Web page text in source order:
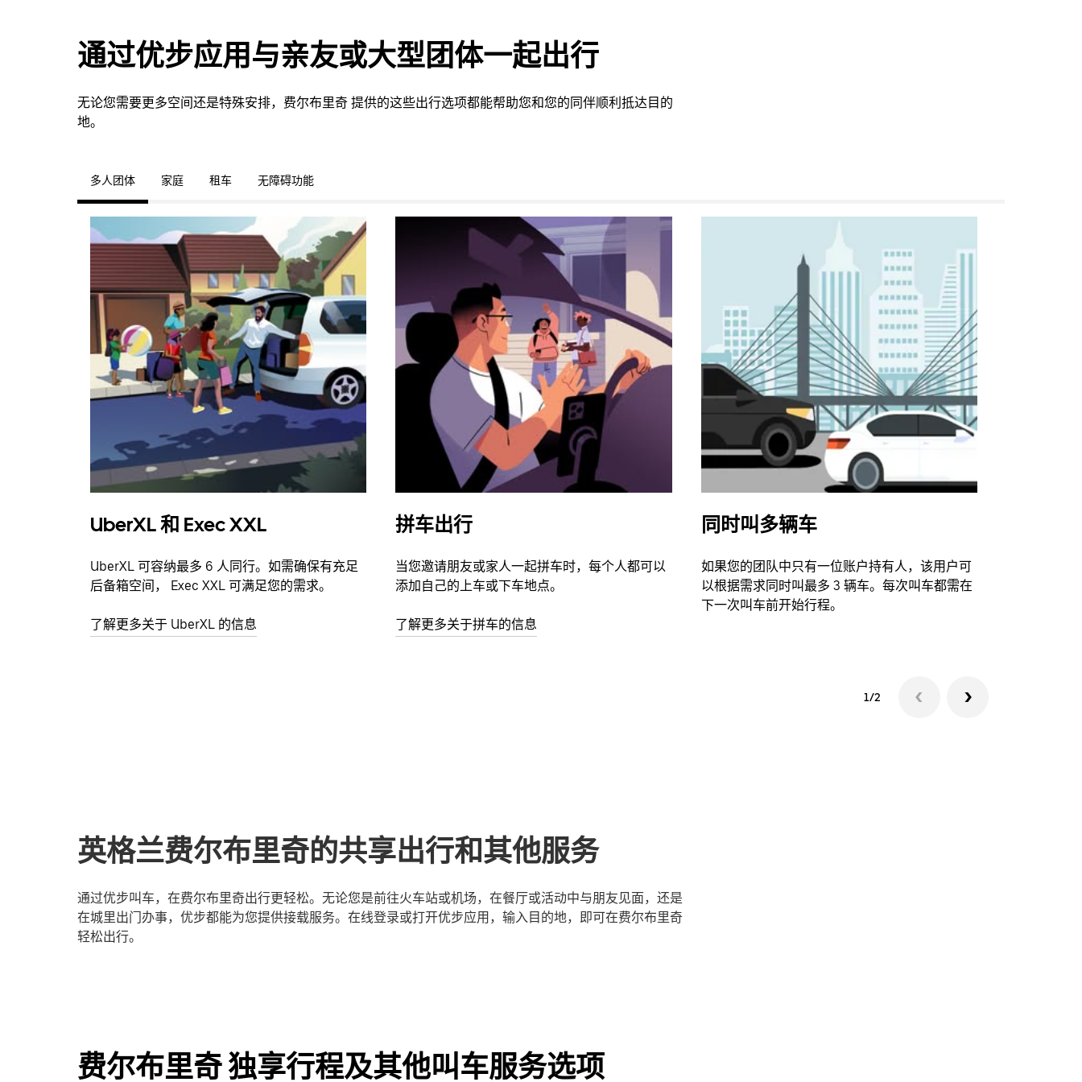
通过优步应用与亲友或大型团体一起出行
无论您需要更多空间还是特殊安排，费尔布里奇 提供的这些出行选项都能帮助您和您的同伴顺利抵达目的
地。
多人团体 家庭 租车 无障碍功能
UberXL 和 Exec XXL
UberXL 可容纳最多 6 人同行。如需确保有充足
后备箱空间， Exec XXL 可满足您的需求。
了解更多关于 UberXL 的信息
拼车出行
当您邀请朋友或家人一起拼车时，每个人都可以
添加自己的上车或下车地点。
了解更多关于拼车的信息
同时叫多辆车
如果您的团队中只有一位账户持有人，该用户可
以根据需求同时叫最多 3 辆车。每次叫车都需在
下一次叫车前开始行程。
1/2
英格兰费尔布里奇的共享出行和其他服务
通过优步叫车，在费尔布里奇出行更轻松。无论您是前往火车站或机场，在餐厅或活动中与朋友见面，还是
在城里出门办事，优步都能为您提供接载服务。在线登录或打开优步应用，输入目的地，即可在费尔布里奇
轻松出行。
费尔布里奇 独享行程及其他叫车服务选项